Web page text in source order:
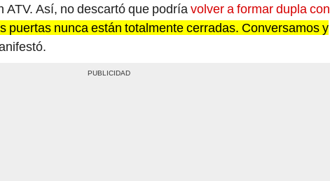
ATV. Así, no descartó que podría volver a formar dupla con
puertas nunca están totalmente cerradas. Conversamos y